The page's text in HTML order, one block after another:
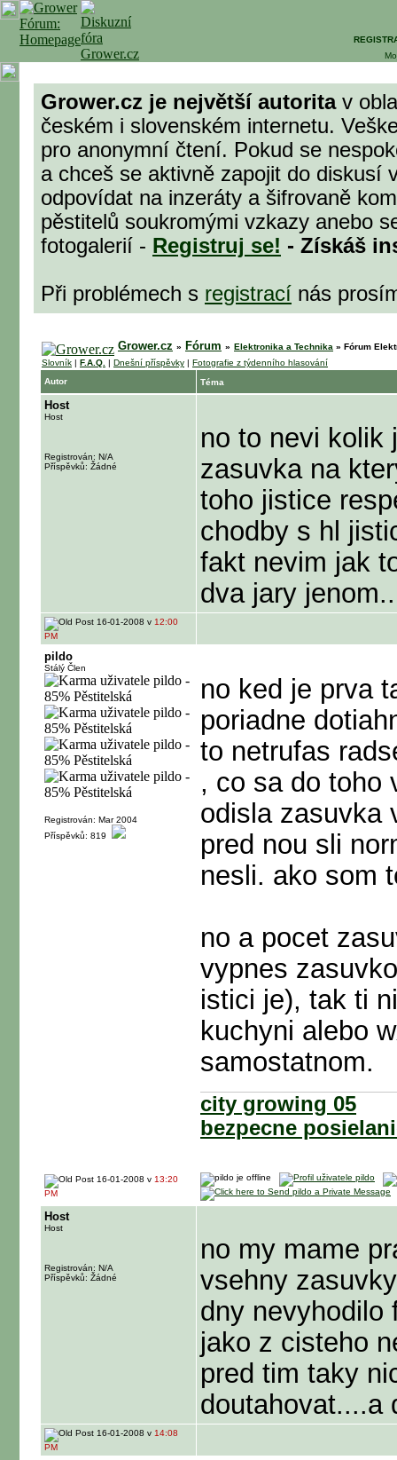
Grower.cz je největší autoritav
českém i slovenském internetu.
pro anonymní čtení. Pokud se
a chceš se aktivně zapojit do diskusí
odpovídat na inzeráty a šifrovaně
pěstitelů soukromými vzkazy anebo
fotogalerií - Registruj se! - Získáš
Při problémech s registrací nás
Grower.cz » Fórum » Elektronika a Technika » Fórum
Slovník | F.A.Q. | Dnešní příspěvky | Fotografie z týdenního hlasování
Autor
Téma
Host
Host
Registrován: N/A
Příspěvků: Žádné
no to nevi kolik
zasuvka na
toho jistice
chodby s hl
fakt nevim jak
dva jary
16-01-2008 v 12:00
PM
pildo
Stálý Člen
Registrován: Mar 2004
Příspěvků: 819
no ked je prva
poriadne
to netrufas
, co sa do toho
odisla zasuvka
pred nou sli
nesli. ako som
no a pocet
vypnes
istici je), tak ti
kuchyni alebo
samostatnom.
city growing 05
bezpecne
16-01-2008 v 13:20
PM
Host
Host
Registrován: N/A
Příspěvků: Žádné
no my mame
vsehny
dny nevyhodilo
jako z cisteho
pred tim taky
doutahovat....a
16-01-2008 v 14:08
PM